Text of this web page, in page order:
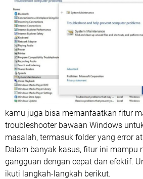
kamu juga bisa memanfaatkan fitur
troubleshooter bawaan Windows
masalah, termasuk folder yang error
Dalam banyak kasus, fitur ini mampu
gangguan dengan cepat dan efektif.
ikuti langkah-langkah berikut.